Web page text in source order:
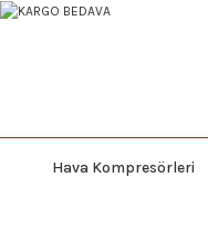
Hava Kompresörleri